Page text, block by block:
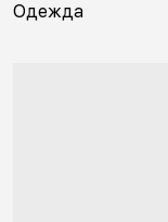
Одежда